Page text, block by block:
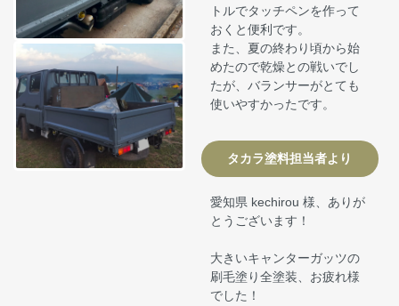
トルでタッチペンを作って
おくと便利です。
また、夏の終わり頃から始
めたので乾燥との戦いでし
たが、バランサーがとても
使いやすかったです。
タカラ塗料担当者より
愛知県 kechirou 様、ありが
とうございます！
大きいキャンターガッツの
刷毛塗り全塗装、お疲れ様
でした！